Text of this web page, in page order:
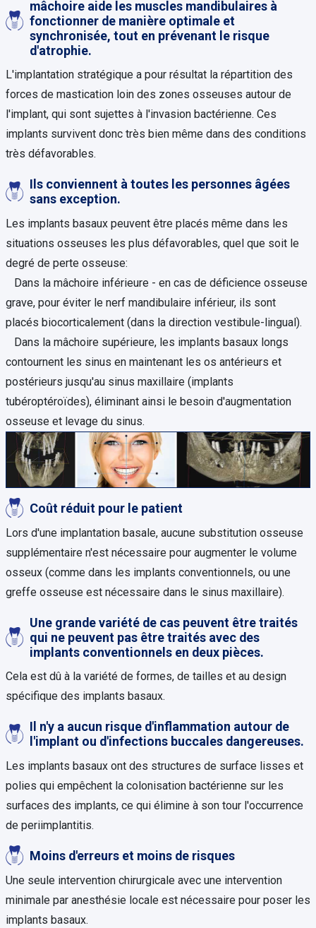
mâchoire aide les muscles mandibulaires à
fonctionner de manière optimale et
synchronisée, tout en prévenant le risque
d'atrophie.
L'implantation stratégique a pour résultat la répartition des
forces de mastication loin des zones osseuses autour de
l'implant, qui sont sujettes à l'invasion bactérienne. Ces
implants survivent donc très bien même dans des conditions
très défavorables.
Ils conviennent à toutes les personnes âgées
sans exception.
Les implants basaux peuvent être placés même dans les
situations osseuses les plus défavorables, quel que soit le
degré de perte osseuse:
Dans la mâchoire inférieure - en cas de déficience osseuse
grave, pour éviter le nerf mandibulaire inférieur, ils sont
placés biocorticalement (dans la direction vestibule-lingual).
Dans la mâchoire supérieure, les implants basaux longs
contournent les sinus en maintenant les os antérieurs et
postérieurs jusqu'au sinus maxillaire (implants
tubéroptéroïdes), éliminant ainsi le besoin d'augmentation
osseuse et levage du sinus.
Coût réduit pour le patient
Lors d'une implantation basale, aucune substitution osseuse
supplémentaire n'est nécessaire pour augmenter le volume
osseux (comme dans les implants conventionnels, ou une
greffe osseuse est nécessaire dans le sinus maxillaire).
Une grande variété de cas peuvent être traités
qui ne peuvent pas être traités avec des
implants conventionnels en deux pièces.
Cela est dû à la variété de formes, de tailles et au design
spécifique des implants basaux.
Il n'y a aucun risque d'inflammation autour de
l'implant ou d'infections buccales dangereuses.
Les implants basaux ont des structures de surface lisses et
polies qui empêchent la colonisation bactérienne sur les
surfaces des implants, ce qui élimine à son tour l'occurrence
de periimplantitis.
Moins d'erreurs et moins de risques
Une seule intervention chirurgicale avec une intervention
minimale par anesthésie locale est nécessaire pour poser les
implants basaux.